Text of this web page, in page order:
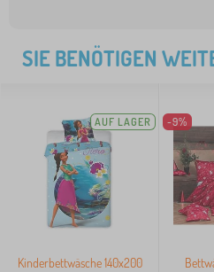
SIE BENÖTIGEN
AUF LAGER
Kinderbettwäsche 140x200
-9%